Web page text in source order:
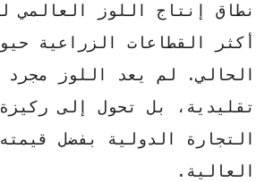
نطاق
إنتاج اللوز العالمي
أكثر القطاعات الزراعية
الحالي. لم يعد اللوز مجرد
تقليدية، بل تحول إلى
التجارة الدولية بفضل
العالية.